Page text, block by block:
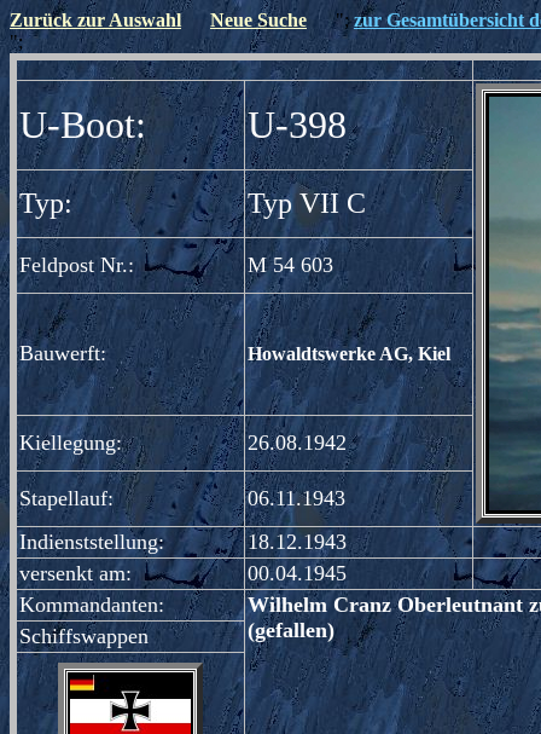
Zurück zur Auswahl Neue Suche ";zur Gesamtübersicht
";
U-Boot: U-398
Typ: Typ VII C
Feldpost Nr.: M 54 603
Bauwerft: Howaldtswerke AG, Kiel
Kiellegung: 26.08.1942
Stapellauf:
06.11.1943
Indienststellung:
18.12.1943
versenkt am:
00.04.1945
Kommandanten:
Wilhelm Cranz Oberleutnant
(gefallen)
Schiffswappen